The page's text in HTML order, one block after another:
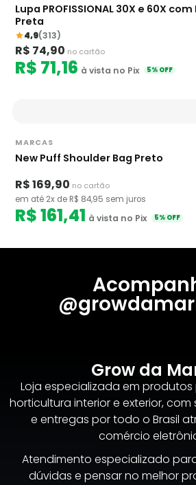
Lupa PROFISSIONAL 30X e 60X
Preta
4,9(313)
R$ 74,90 no cartão
R$ 71,16 à vista no Pix 5% OFF
MARCAS
New Puff Shoulder Bag Preto
R$ 169,90 no cartão
em até 2x de R$ 84,95 sem juros
R$ 161,41 à vista no Pix 5% OFF
Grow da
Loja especializada em
horticultura interior e exterior, com
e entregas por todo o Brasil
comércio
Atendimento especializado
dúvidas e pensar no melhor